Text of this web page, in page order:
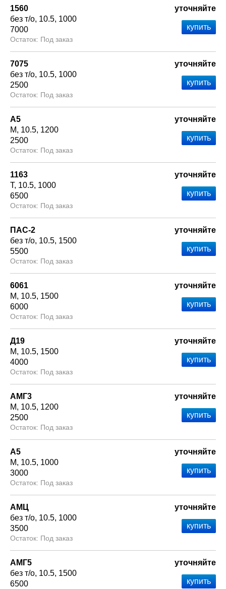
1560
без т/о 10.5 1000
7000
Под заказ
уточняйте
7075
без т/о 10.5 1000
2500
Под заказ
уточняйте
А5
М
10.5 1200
2500
Под заказ
уточняйте
1163
Т 10.5 1000
6500
Под заказ
уточняйте
ПАС-2
без т/о 10.5 1500
5500
Под заказ
уточняйте
6061
М
10.5 1500
6000
Под заказ
уточняйте
Д19
М
10.5 1500
4000
Под заказ
уточняйте
АМГ3
М
10.5 1200
2500
Под заказ
уточняйте
А5
М
10.5 1000
3000
Под заказ
уточняйте
АМЦ
без т/о 10.5 1000
3500
Под заказ
уточняйте
АМГ5
без т/о 10.5 1500
6500
уточняйте